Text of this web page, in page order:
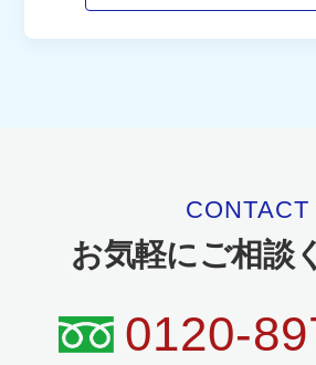
CONTACT
お気軽にご相談
0120-